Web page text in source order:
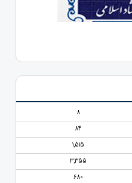
8
84
1,515
3,355
680